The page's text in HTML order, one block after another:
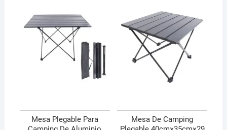
Mesa Plegable Para
Mesa De Camping